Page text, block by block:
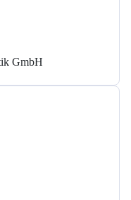
GmbH